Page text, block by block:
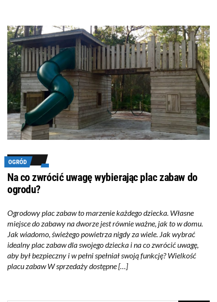
OGRÓD
Na co zwrócić uwagę wybierając plac zabaw do
ogrodu?
Ogrodowy plac zabaw to marzenie każdego dziecka. Własne
miejsce do zabawy na dworze jest równie ważne, jak to w domu.
Jak wiadomo, świeżego powietrza nigdy za wiele. Jak wybrać
idealny plac zabaw dla swojego dziecka i na co zwrócić uwagę,
aby był bezpieczny i w pełni spełniał swoją funkcję? Wielkość
placu zabaw W sprzedaży dostępne […]